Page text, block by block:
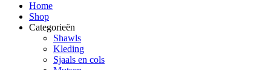
Home
Shop
Categorieën
Shawls
Kleding
Sjaals en cols